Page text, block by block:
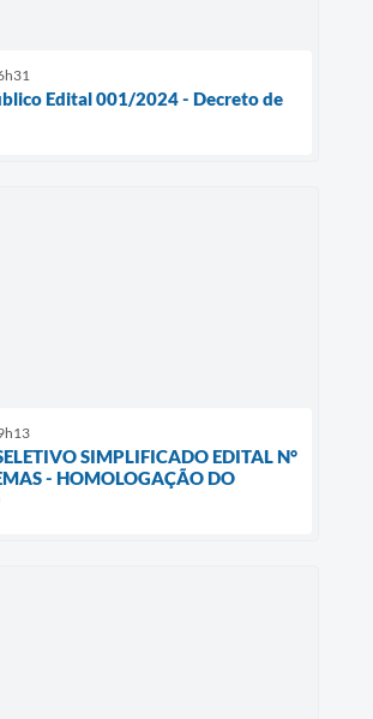
Edital 001/2024 - Decreto de
SIMPLIFICADO EDITAL N°
- HOMOLOGAÇÃO DO